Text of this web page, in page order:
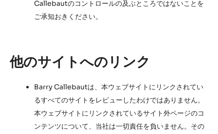
Callebautのコントロールの及ぶところではないことを
ご承知おきください。
他のサイトへのリンク
Barry Callebautは、本ウェブサイトにリンクされてい
るすべてのサイトをレビューしたわけではありません。
本ウェブサイトにリンクされているサイト外ページのコ
ンテンツについて、当社は一切責任を負いません。その